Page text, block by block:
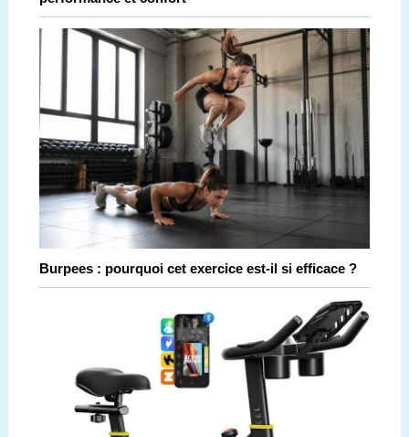
Burpees : pourquoi cet exercice est-il si efficace ?